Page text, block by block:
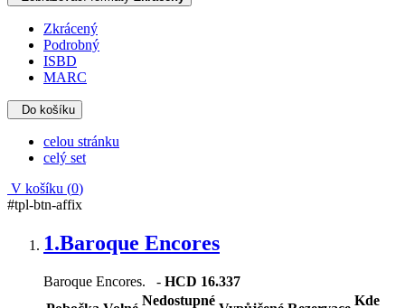
Zkrácený
Podrobný
ISBD
MARC
Do košíku
celou stránku
celý set
V košíku (0)
#tpl-btn-affix
1.Baroque Encores
Baroque Encores. - HCD 16.337
Nedostupné
Kde